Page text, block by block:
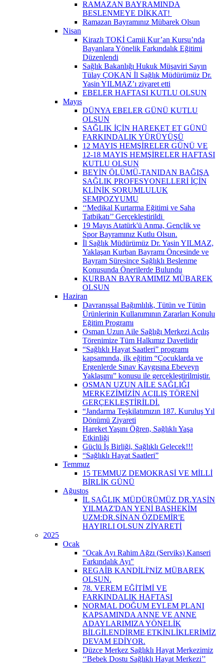
RAMAZAN BAYRAMINDA
BESLENMEYE DİKKAT! ​
Ramazan Bayramınız Mübarek Olsun
Nisan
Kirazlı TOKİ Camii Kur’an Kursu’nda
Bayanlara Yönelik Farkındalık Eğitimi
Düzenlendi
Sağlık Bakanlığı Hukuk Müşaviri Sayın
Tülay ÇOKAN İl Sağlık Müdürümüz Dr.
Yasin YILMAZ’ı ziyaret etti
EBELER HAFTASI KUTLU OLSUN
Mayıs
DÜNYA EBELER GÜNÜ KUTLU
OLSUN
SAĞLIK İÇİN HAREKET ET GÜNÜ
FARKINDALIK YÜRÜYÜŞÜ
12 MAYIS HEMŞİRELER GÜNÜ VE
12-18 MAYIS HEMŞİRELER HAFTASI
KUTLU OLSUN
BEYİN ÖLÜMÜ-TANIDAN BAĞIŞA
SAĞLIK PROFESYONELLERİ İÇİN
KLİNİK SORUMLULUK
SEMPOZYUMU
‘‘Medikal Kurtarma Eğitimi ve Saha
Tatbikatı’’ Gerçekleştirildi ​
19 Mayıs Atatürk'ü Anma, Gençlik ve
Spor Bayramınız Kutlu Olsun.
İl Sağlık Müdürümüz Dr. Yasin YILMAZ,
Yaklaşan Kurban Bayramı Öncesinde ve
Bayram Süresince Sağlıklı Beslenme
Konusunda Önerilerde Bulundu
KURBAN BAYRAMIMIZ MÜBAREK
OLSUN
Haziran
Davranışsal Bağımlılık, Tütün ve Tütün
Ürünlerinin Kullanımının Zararları Konulu
Eğitim Programı
Osman Uzun Aile Sağlığı Merkezi Açılış
Törenimize Tüm Halkımız Davetlidir
“Sağlıklı Hayat Saatleri” programı
kapsamında, ilk eğitim “Çocuklarda ve
Ergenlerde Sınav Kaygısına Ebeveyn
Yaklaşımı” konusu ile gerçekleştirilmiştir.
OSMAN UZUN AİLE SAĞLIĞI
MERKEZİMİZİN AÇILIŞ TÖRENİ
GERÇEKLEŞTİRİLDİ.
“Jandarma Teşkilatımızın 187. Kuruluş Yıl
Dönümü Ziyareti
Hareket Yaşını Öğren, Sağlıklı Yaşa
Etkinliği
Güçlü İş Birliği, Sağlıklı Gelecek!!!
“Sağlıklı Hayat Saatleri”
Temmuz
15 TEMMUZ DEMOKRASİ VE MİLLİ
BİRLİK GÜNÜ
Ağustos
İL SAĞLIK MÜDÜRÜMÜZ DR.YASİN
YILMAZ'DAN YENİ BAŞHEKİM
UZM:DR.SİNAN ÖZDEMİR'E
HAYIRLI OLSUN ZİYARETİ
2025
Ocak
"Ocak Ayı Rahim Ağzı (Serviks) Kanseri
Farkındalık Ayı"
REGAİB KANDİLİ'NİZ MÜBAREK
OLSUN.
78. VEREM EĞİTİMİ VE
FARKINDALIK HAFTASI
NORMAL DOĞUM EYLEM PLANI
KAPSAMINDA ANNE VE ANNE
ADAYLARIMIZA YÖNELİK
BİLGİLENDİRME ETKİNLİKLERİMİZ
DEVAM EDİYOR.
Düzce Merkez Sağlıklı Hayat Merkezimiz
‘‘Bebek Dostu Sağlıklı Hayat Merkezi’’